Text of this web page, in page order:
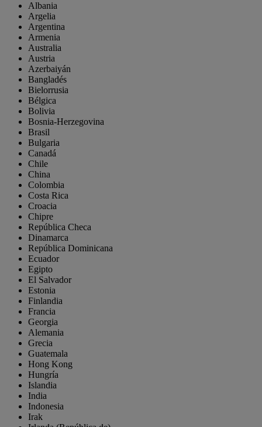
Albania
Argelia
Argentina
Armenia
Australia
Austria
Azerbaiyán
Bangladés
Bielorrusia
Bélgica
Bolivia
Bosnia-Herzegovina
Brasil
Bulgaria
Canadá
Chile
China
Colombia
Costa Rica
Croacia
Chipre
República Checa
Dinamarca
República Dominicana
Ecuador
Egipto
El Salvador
Estonia
Finlandia
Francia
Georgia
Alemania
Grecia
Guatemala
Hong Kong
Hungría
Islandia
India
Indonesia
Irak